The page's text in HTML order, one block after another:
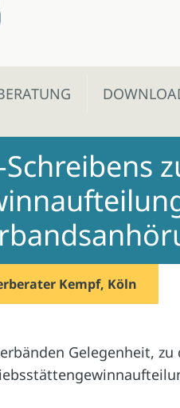
Kempf, Köln
Gelegenheit, zu